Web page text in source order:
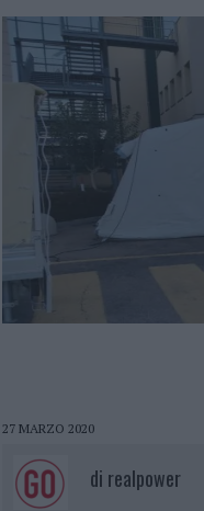
27 MARZO 2020
di realpower